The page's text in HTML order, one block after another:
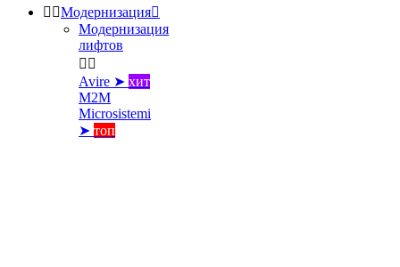
 Модернизация
Модернизация
лифтов
 
Avire ➤ хит
M2M
Microsistemi
➤ топ